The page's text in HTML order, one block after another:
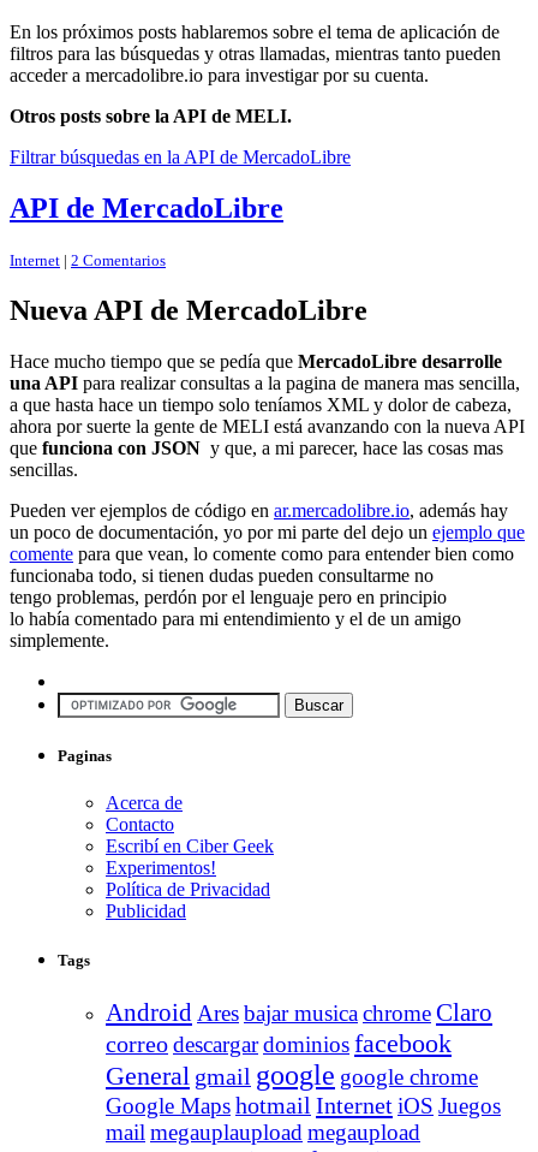
En los próximos posts hablaremos sobre el tema de aplicación de
filtros para las búsquedas y otras llamadas, mientras tanto pueden
acceder a mercadolibre.io para investigar por su cuenta.
Otros posts sobre la API de MELI.
Filtrar búsquedas en la API de MercadoLibre
API de MercadoLibre
Internet | 2 Comentarios
Nueva API de MercadoLibre
Hace mucho tiempo que se pedía que MercadoLibre desarrolle
una API para realizar consultas a la pagina de manera mas sencilla,
a que hasta hace un tiempo solo teníamos XML y dolor de cabeza,
ahora por suerte la gente de MELI está avanzando con la nueva API
que funciona con JSON y que, a mi parecer, hace las cosas mas
sencillas.
Pueden ver ejemplos de código en ar.mercadolibre.io, además hay
un poco de documentación, yo por mi parte del dejo un ejemplo que
comente para que vean, lo comente como para entender bien como
funcionaba todo, si tienen dudas pueden consultarme no
tengo problemas, perdón por el lenguaje pero en principio
lo había comentado para mi entendimiento y el de un amigo
simplemente.
Paginas
Acerca de
Contacto
Escribí en Ciber Geek
Experimentos!
Política de Privacidad
Publicidad
Tags
Android Aresbajar musicachromeClaro
correodescargardominiosfacebook
General gmail google google chrome
Google Mapshotmail InternetiOS Juegos
mail megauplaupload megaupload